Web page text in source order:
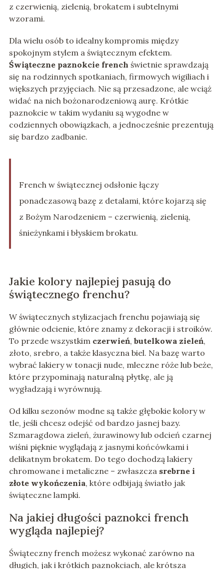
z czerwienią, zielenią, brokatem i subtelnymi
wzorami.
Dla wielu osób to idealny kompromis między
spokojnym stylem a świątecznym efektem.
Świąteczne paznokcie french świetnie sprawdzają
się na rodzinnych spotkaniach, firmowych wigiliach i
większych przyjęciach. Nie są przesadzone, ale wciąż
widać na nich bożonarodzeniową aurę. Krótkie
paznokcie w takim wydaniu są wygodne w
codziennych obowiązkach, a jednocześnie prezentują
się bardzo zadbanie.
French w świątecznej odsłonie łączy
ponadczasową bazę z detalami, które kojarzą się
z Bożym Narodzeniem – czerwienią, zielenią,
śnieżynkami i błyskiem brokatu.
Jakie kolory najlepiej pasują do
świątecznego frenchu?
W świątecznych stylizacjach frenchu pojawiają się
głównie odcienie, które znamy z dekoracji i stroików.
To przede wszystkim czerwień, butelkowa zieleń,
złoto, srebro, a także klasyczna biel. Na bazę warto
wybrać lakiery w tonacji nude, mleczne róże lub beże,
które przypominają naturalną płytkę, ale ją
wygładzają i wyrównują.
Od kilku sezonów modne są także głębokie kolory w
tle, jeśli chcesz odejść od bardzo jasnej bazy.
Szmaragdowa zieleń, żurawinowy lub odcień czarnej
wiśni pięknie wyglądają z jasnymi końcówkami i
delikatnym brokatem. Do tego dochodzą lakiery
chromowane i metaliczne – zwłaszcza srebrne i
złote wykończenia, które odbijają światło jak
świąteczne lampki.
Na jakiej długości paznokci french
wygląda najlepiej?
Świąteczny french możesz wykonać zarówno na
długich, jak i krótkich paznokciach, ale krótsza